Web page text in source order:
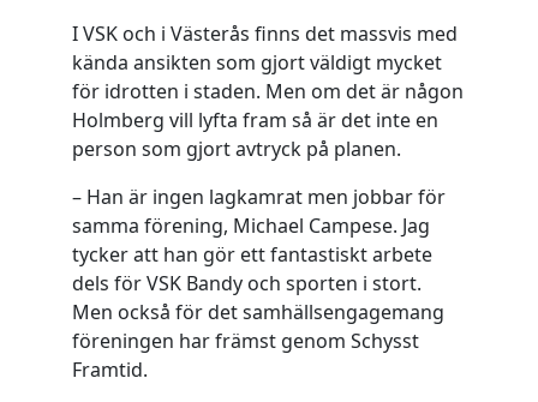
I VSK och i Västerås finns det massvis med
kända ansikten som gjort väldigt mycket
för idrotten i staden. Men om det är någon
Holmberg vill lyfta fram så är det inte en
person som gjort avtryck på planen.
– Han är ingen lagkamrat men jobbar för
samma förening, Michael Campese. Jag
tycker att han gör ett fantastiskt arbete
dels för VSK Bandy och sporten i stort.
Men också för det samhällsengagemang
föreningen har främst genom Schysst
Framtid.